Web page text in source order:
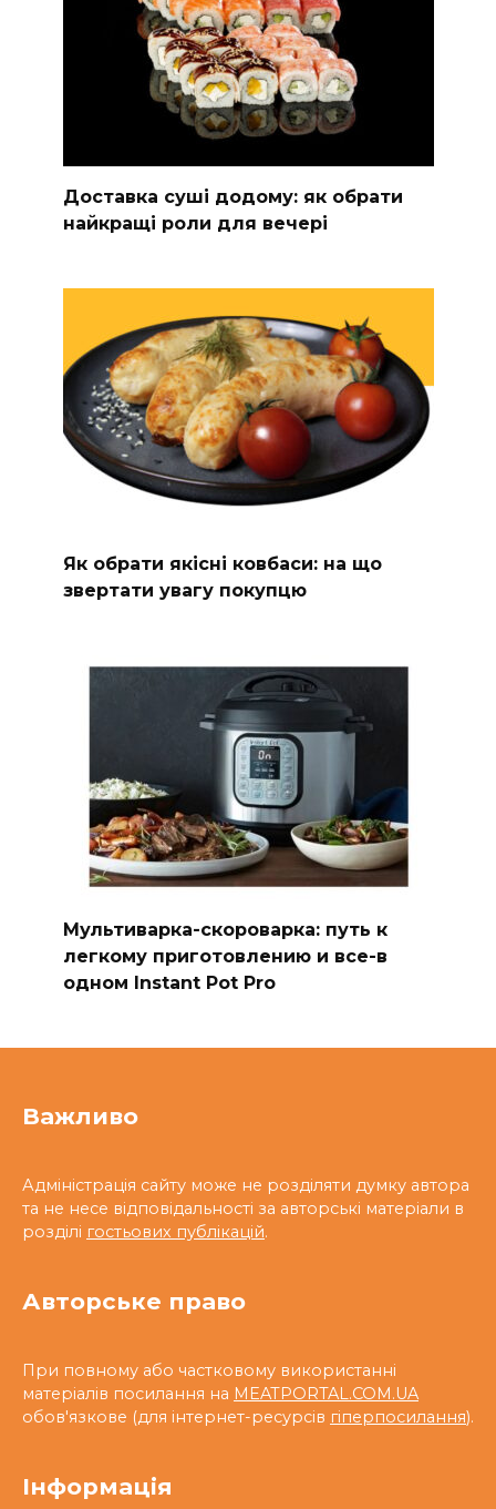
Доставка суші додому: як обрати
найкращі роли для вечері
Як обрати якісні ковбаси: на що
звертати увагу покупцю
Мультиварка-скороварка: путь к
легкому приготовлению и все-в
одном Instant Pot Pro
Важливо
Адміністрація сайту може не розділяти думку автора
та не несе відповідальності за авторські матеріали в
розділі гостьових публікацій.
Авторське право
При повному або частковому використанні
матеріалів посилання на MEATPORTAL.COM.UA
обов'язкове (для інтернет-ресурсів гіперпосилання).
Інформація